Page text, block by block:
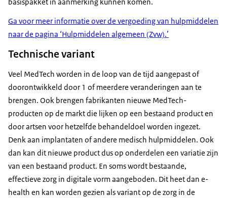
Ga voor meer informatie over de vergoeding van hulpmiddelen
naar de pagina ‘Hulpmiddelen algemeen (Zvw).’
Technische variant
Veel MedTech worden in de loop van de tijd aangepast of
doorontwikkeld door 1 of meerdere veranderingen aan te
brengen. Ook brengen fabrikanten nieuwe MedTech-
producten op de markt die lijken op een bestaand product en
door artsen voor hetzelfde behandeldoel worden ingezet.
Denk aan implantaten of andere medisch hulpmiddelen. Ook
dan kan dit nieuwe product dus op onderdelen een variatie zijn
van een bestaand product. En soms wordt bestaande,
effectieve zorg in digitale vorm aangeboden. Dit heet dan e-
health en kan worden gezien als variant op de zorg in de